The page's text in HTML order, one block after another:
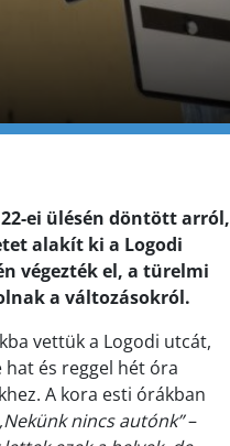
ei ülésén döntött arról,
alakít ki a Logodi
végezték el, a türelmi
a változásokról.
vettük a Logodi utcát,
és reggel hét óra
A kora esti órákban
nincs autónk”–